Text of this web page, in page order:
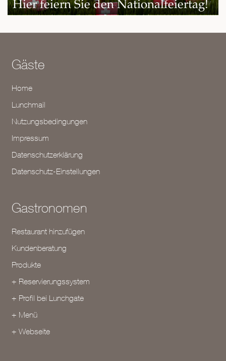
Hier feiern Sie den Nationalfeiertag!
Gäste
Home
Lunchmail
Nutzungsbedingungen
Impressum
Datenschutzerklärung
Datenschutz-Einstellungen
Gastronomen
Restaurant hinzufügen
Kundenberatung
Produkte
+ Reservierungssystem
+ Profil bei Lunchgate
+ Menü
+ Webseite